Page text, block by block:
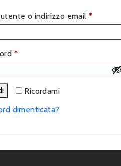
o indirizzo email *Richiesto
*Richiesto
Ricordami
dimenticata?